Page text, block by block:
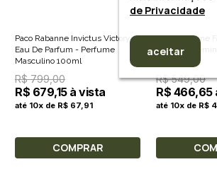
Paco Rabanne Invictus Victory
Eau De Parfum - Perfume
Masculino 100ml
R$ 799,00
R$ 679,15 à vista
até 10x de R$ 67,91
COMPRAR
Paco Rabanne
Perfume
R$ 549,00
R$ 466,65
até 10x de R$
de Privacidade
aceitar